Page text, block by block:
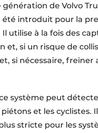
de Volvo
introduit pour la
utilise à la fois des
et, si un risque de
si nécessaire,
système peut
et les
stricte pour les